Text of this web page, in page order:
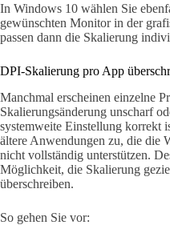
In Windows 10 wählen Sie
gewünschten Monitor in der
passen dann die Skalierung
DPI-Skalierung pro App
Manchmal erscheinen einzelne
Skalierungsänderung unscharf
systemweite Einstellung korrekt
ältere Anwendungen zu, die die
nicht vollständig unterstützen.
Möglichkeit, die Skalierung
überschreiben.
So gehen Sie vor: